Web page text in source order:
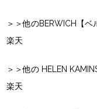
＞＞他のBERWICH【
楽天
＞＞他の HELEN
楽天